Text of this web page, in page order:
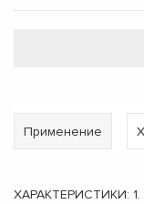
Применение
ХАРАКТЕРИСТИКИ: